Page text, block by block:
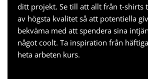
ditt projekt. Se till att allt från t-shirts
av högsta kvalitet så att potentiella
bekväma med att spendera sina
något coolt. Ta inspiration från
heta arbeten kurs.